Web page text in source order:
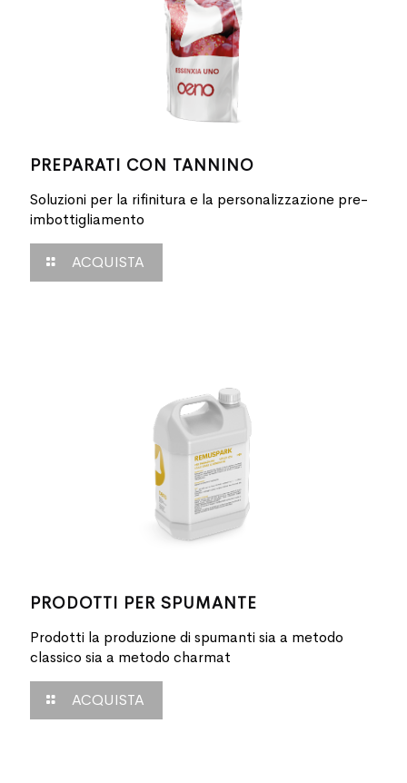
PREPARATI CON TANNINO
Soluzioni per la rifinitura e la personalizzazione pre-
imbottigliamento
ACQUISTA
PRODOTTI PER SPUMANTE
Prodotti la produzione di spumanti sia a metodo
classico sia a metodo charmat
ACQUISTA